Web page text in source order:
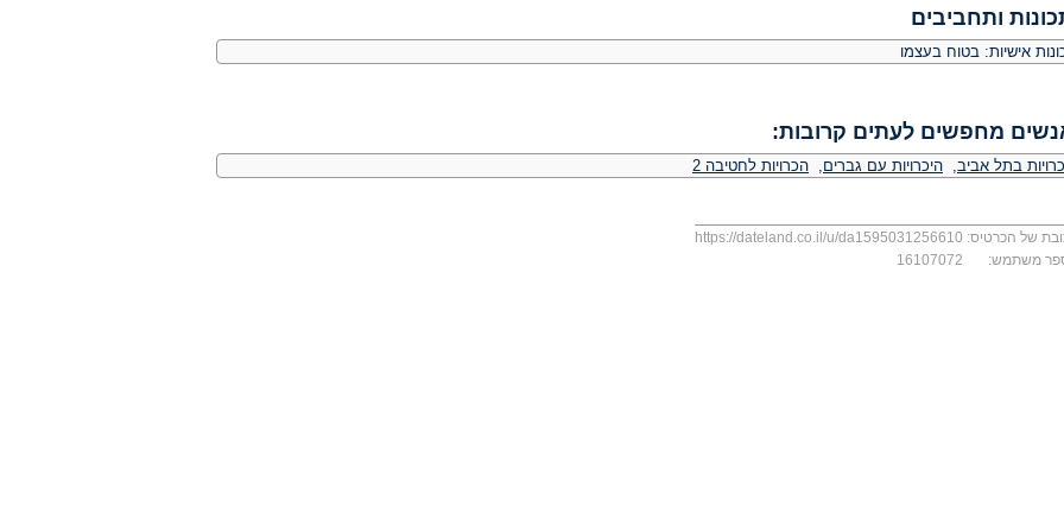
ותחביבים
אישיות: בטוח בעצמו
מחפשים לעתים קרובות:
בתל אביב, היכרויות עם גברים, הכרויות לחטיבה 2
של הכרטיס: https://dateland.co.il/u/da1595031256610
משתמש:
16107072